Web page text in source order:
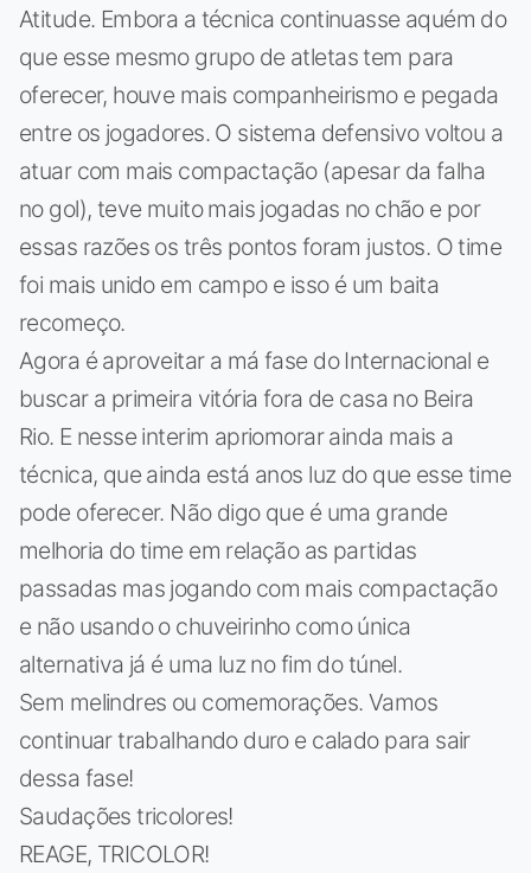
Atitude. Embora a técnica continuasse aquém do
que esse mesmo grupo de atletas tem para
oferecer, houve mais companheirismo e pegada
entre os jogadores. O sistema defensivo voltou a
atuar com mais compactação (apesar da falha
no gol), teve muito mais jogadas no chão e por
essas razões os três pontos foram justos. O time
foi mais unido em campo e isso é um baita
recomeço.
Agora é aproveitar a má fase do Internacional e
buscar a primeira vitória fora de casa no Beira
Rio. E nesse interim apriomorar ainda mais a
técnica, que ainda está anos luz do que esse time
pode oferecer. Não digo que é uma grande
melhoria do time em relação as partidas
passadas mas jogando com mais compactação
e não usando o chuveirinho como única
alternativa já é uma luz no fim do túnel.
Sem melindres ou comemorações. Vamos
continuar trabalhando duro e calado para sair
dessa fase!
Saudações tricolores!
REAGE, TRICOLOR!